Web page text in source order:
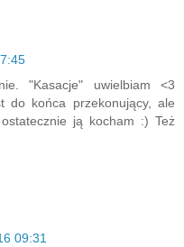
"Kasacje" uwielbiam <3
do końca przekonujący, ale
ją kocham :) Też
09:31